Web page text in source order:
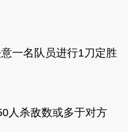
一名队员进行1刀定胜
杀敌数或多于对方